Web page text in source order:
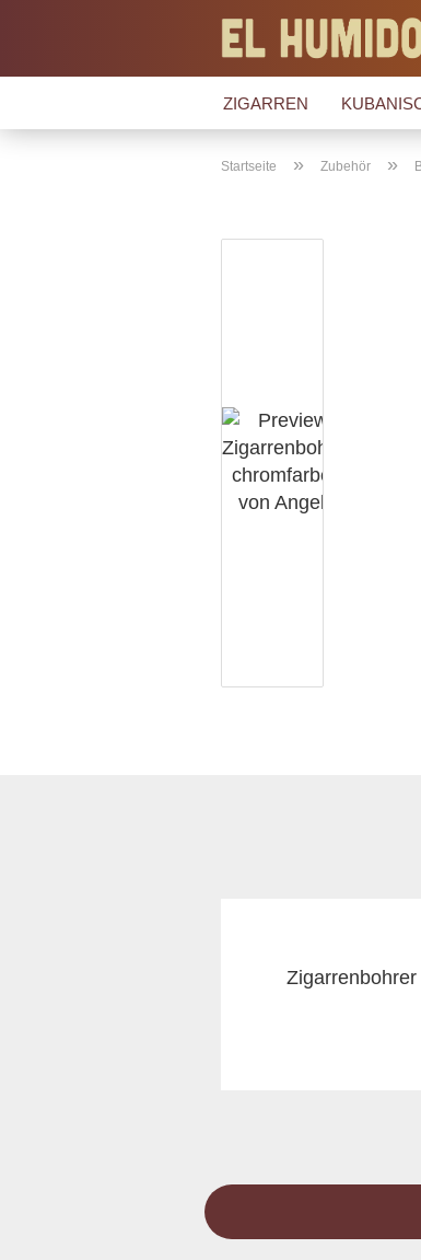
ZIGARREN
Startseite » Zubehör »